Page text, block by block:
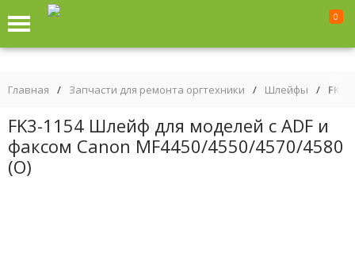
0
Главная / Запчасти для ремонта оргтехники / Шлейфы /
FK3-1154 Шлейф для моделей с ADF и
факсом Canon MF4450/4550/4570/4580
(O)